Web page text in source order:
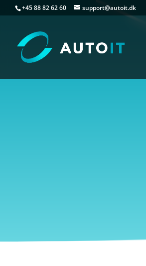
+45 88 82 62 60 support@autoit.dk